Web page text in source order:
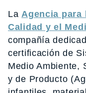
LaAgencia para
Calidad y el
compañía
certificación de
Medio Ambiente,
y de Producto